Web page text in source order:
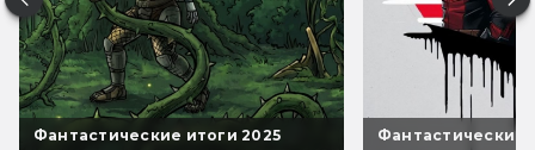
Фантастические итоги 2025 Фантастические